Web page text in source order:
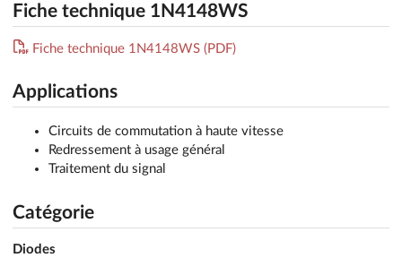
Fiche technique 1N4148WS
Fiche technique 1N4148WS (PDF)
Applications
Circuits de commutation à haute vitesse
Redressement à usage général
Traitement du signal
Catégorie
Diodes